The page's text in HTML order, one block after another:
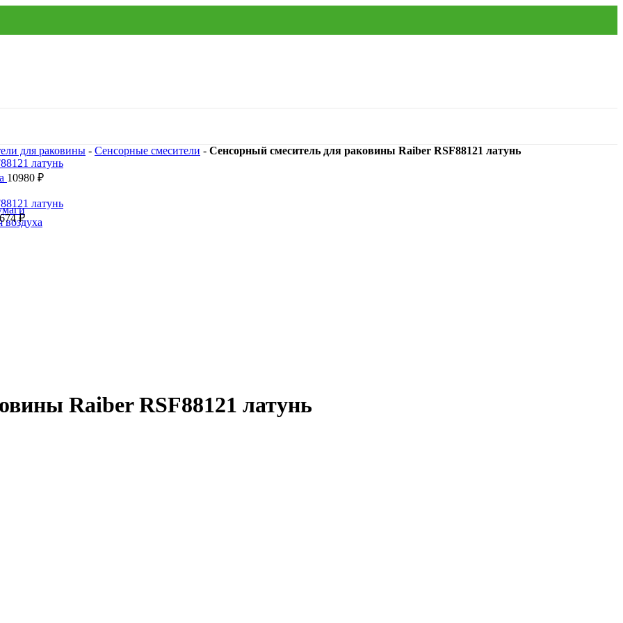
воздуха
для раковины - Сенсорные смесители - Сенсорный смеситель для раковины Raiber RSF88121 латунь
10980 ₽
₽
Raiber RSF88121 латунь